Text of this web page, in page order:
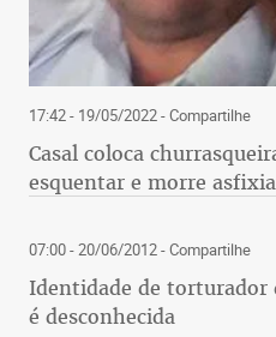
17:42 - 19/05/2022- Compartilhe
Casal coloca
esquentar e morre
07:00 - 20/06/2012- Compartilhe
Identidade de torturador
é desconhecida